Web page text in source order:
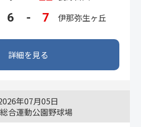
6 - 7 伊那弥生ヶ丘
詳細を見る
年07月05日
合運動公園野球場